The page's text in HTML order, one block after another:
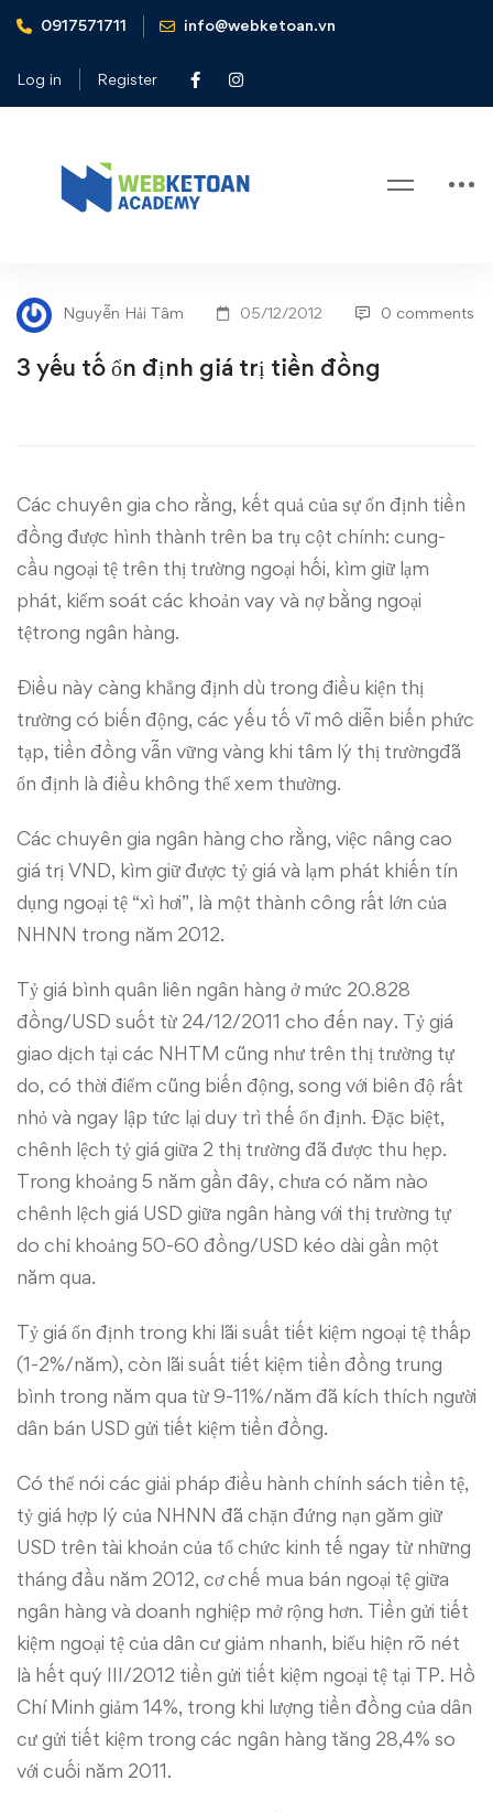
0917571711 info@webketoan.vn
Log in Register
Home Tin tức - Sự kiện 3 yếu tố ổn định giá trị tiền đồng
Blog
yếu
tố
giá
trị
tiền
đồng
Nguyễn Hải Tâm 05/12/2012 0 comments
3 yếu tố ổn định giá trị tiền đồng
Các chuyên gia cho rằng, kết quả của sự ổn định tiền
đồng được hình thành trên ba trụ cột chính: cung-
cầu ngoại tệ trên thị trường ngoại hối, kìm giữ lạm
phát, kiểm soát các khoản vay và nợ bằng ngoại
tệtrong ngân hàng.
Điều này càng khẳng định dù trong điều kiện thị
trường có biến động, các yếu tố vĩ mô diễn biến phức
tạp, tiền đồng vẫn vững vàng khi tâm lý thị trườngđã
ổn định là điều không thể xem thường.
Các chuyên gia ngân hàng cho rằng, việc nâng cao
giá trị VND, kìm giữ được tỷ giá và lạm phát khiến tín
dụng ngoại tệ “xì hơi”, là một thành công rất lớn của
NHNN trong năm 2012.
Tỷ giá bình quân liên ngân hàng ở mức 20.828
đồng/USD suốt từ 24/12/2011 cho đến nay. Tỷ giá
giao dịch tại các NHTM cũng như trên thị trường tự
do, có thời điểm cũng biến động, song với biên độ rất
nhỏ và ngay lập tức lại duy trì thế ổn định. Đặc biệt,
chênh lệch tỷ giá giữa 2 thị trường đã được thu hẹp.
Trong khoảng 5 năm gần đây, chưa có năm nào
chênh lệch giá USD giữa ngân hàng với thị trường tự
do chỉ khoảng 50-60 đồng/USD kéo dài gần một
năm qua.
Tỷ giá ổn định trong khi lãi suất tiết kiệm ngoại tệ thấp
(1-2%/năm), còn lãi suất tiết kiệm tiền đồng trung
bình trong năm qua từ 9-11%/năm đã kích thích người
dân bán USD gửi tiết kiệm tiền đồng.
Có thể nói các giải pháp điều hành chính sách tiền tệ,
tỷ giá hợp lý của NHNN đã chặn đứng nạn găm giữ
USD trên tài khoản của tổ chức kinh tế ngay từ những
tháng đầu năm 2012, cơ chế mua bán ngoại tệ giữa
ngân hàng và doanh nghiệp mở rộng hơn. Tiền gửi tiết
kiệm ngoại tệ của dân cư giảm nhanh, biểu hiện rõ nét
là hết quý III/2012 tiền gửi tiết kiệm ngoại tệ tại TP. Hồ
Chí Minh giảm 14%, trong khi lượng tiền đồng của dân
cư gửi tiết kiệm trong các ngân hàng tăng 28,4% so
với cuối năm 2011.